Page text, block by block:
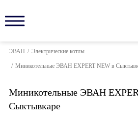
ЭВАН / Электрические котлы
/ Миникотельные ЭВАН EXPERT NEW в
Миникотельные ЭВАН
Сыктывкаре